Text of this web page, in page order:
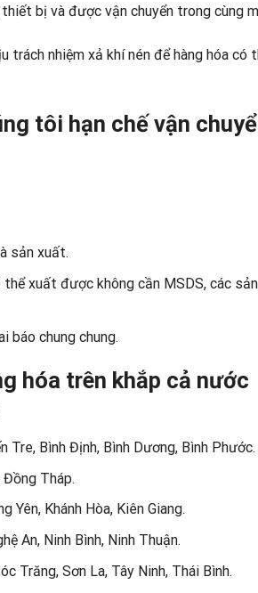
bị và được vận chuyển trong cùng
trách nhiệm xả khí nén để hàng hóa có
tôi hạn chế vận
sản xuất.
xuất được không cần MSDS, các sản
báo chung chung.
hóa trên khắp cả nước
Tre, Bình Định, Bình Dương, Bình Phước.
Đồng Tháp.
Yên, Khánh Hòa, Kiên Giang.
An, Ninh Bình, Ninh Thuận.
Trăng, Sơn La, Tây Ninh, Thái Bình.